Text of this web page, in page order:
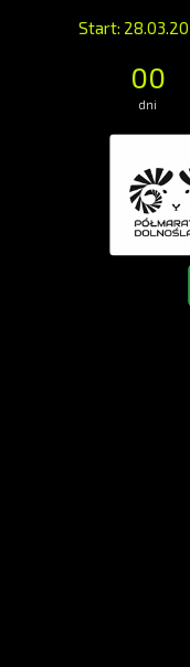
Start:
00
dni